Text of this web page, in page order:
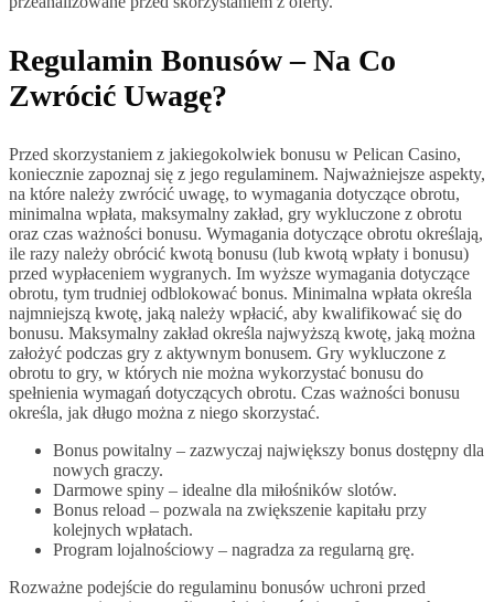
Regulamin Bonusów – Na Co
Zwrócić Uwagę?
Przed skorzystaniem z jakiegokolwiek bonusu w Pelican Casino,
koniecznie zapoznaj się z jego regulaminem. Najważniejsze aspekty,
na które należy zwrócić uwagę, to wymagania dotyczące obrotu,
minimalna wpłata, maksymalny zakład, gry wykluczone z obrotu
oraz czas ważności bonusu. Wymagania dotyczące obrotu określają,
ile razy należy obrócić kwotą bonusu (lub kwotą wpłaty i bonusu)
przed wypłaceniem wygranych. Im wyższe wymagania dotyczące
obrotu, tym trudniej odblokować bonus. Minimalna wpłata określa
najmniejszą kwotę, jaką należy wpłacić, aby kwalifikować się do
bonusu. Maksymalny zakład określa najwyższą kwotę, jaką można
założyć podczas gry z aktywnym bonusem. Gry wykluczone z
obrotu to gry, w których nie można wykorzystać bonusu do
spełnienia wymagań dotyczących obrotu. Czas ważności bonusu
określa, jak długo można z niego skorzystać.
Bonus powitalny – zazwyczaj największy bonus dostępny dla
nowych graczy.
Darmowe spiny – idealne dla miłośników slotów.
Bonus reload – pozwala na zwiększenie kapitału przy
kolejnych wpłatach.
Program lojalnościowy – nagradza za regularną grę.
Rozważne podejście do regulaminu bonusów uchroni przed